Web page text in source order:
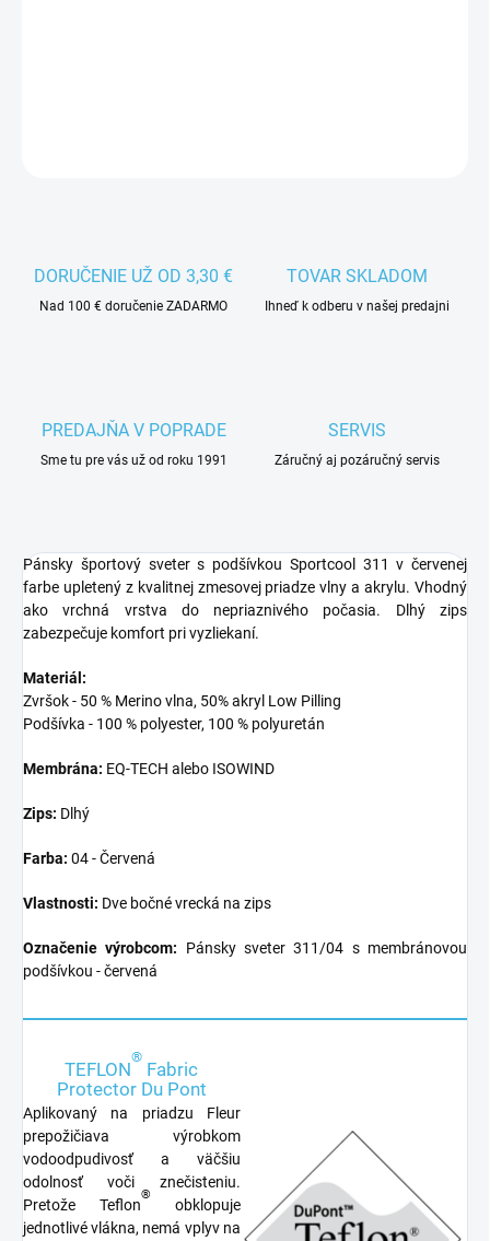
DORUČENIE UŽ OD 3,30 €
Nad 100 € doručenie ZADARMO
TOVAR SKLADOM
Ihneď k odberu v našej predajni
PREDAJŇA V POPRADE
Sme tu pre vás už od roku 1991
SERVIS
Záručný aj pozáručný servis
Pánsky športový sveter s podšívkou Sportcool 311 v červenej
farbe upletený z kvalitnej zmesovej priadze vlny a akrylu. Vhodný
ako vrchná vrstva do nepriaznivého počasia. Dlhý zips
zabezpečuje komfort pri vyzliekaní.
Materiál:
Zvršok - 50 % Merino vlna, 50% akryl Low Pilling
Podšívka - 100 % polyester, 100 % polyuretán
Membrána: EQ-TECH alebo ISOWIND
Zips: Dlhý
Farba: 04 - Červená
Vlastnosti: Dve bočné vrecká na zips
Označenie výrobcom: Pánsky sveter 311/04 s membránovou
podšívkou - červená
TEFLON
®
Fabric
Protector Du Pont
Aplikovaný na priadzu Fleur
prepožičiava výrobkom
vodoodpudivosť a väčšiu
odolnosť voči znečisteniu.
Pretože Teflon
®
obklopuje
jednotlivé vlákna, nemá vplyv na